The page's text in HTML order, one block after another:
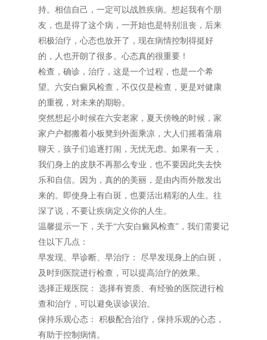
持。相信自己，一定可以战胜疾病。想起我有个朋
友，也是得了这个病，一开始也是特别沮丧，后来
积极治疗，心态也放开了，现在病情控制得挺好
的，人也开朗了很多。心态真的很重要！
检查，确诊，治疗，这是一个过程，也是一个希
望。六安白癜风检查，不仅仅是检查，更是对健康
的重视，对未来的期盼。
突然想起小时候在六安老家，夏天傍晚的时候，家
家户户都搬着小板凳到外面乘凉，大人们摇着蒲扇
聊天，孩子们追逐打闹，无忧无虑。如果有一天，
我们身上的皮肤不再那么专业，也不要因此失去快
乐和自信。因为，真的的美丽，是由内而外散发出
来的。即使身上有白斑，也要活出精彩的人生。往
深了说，不要让疾病定义你的人生。
温馨提示一下，关于“六安白癜风检查”，我们需要记
住以下几点：
早发现、早诊断、早治疗： 尽早发现身上的白斑，
及时到医院进行检查，可以提高治疗的效果。
选择正规医院： 选择有资质、有经验的医院进行检
查和治疗，可以避免误诊误治。
保持乐观心态： 积极配合治疗，保持乐观的心态，
有助于控制病情。